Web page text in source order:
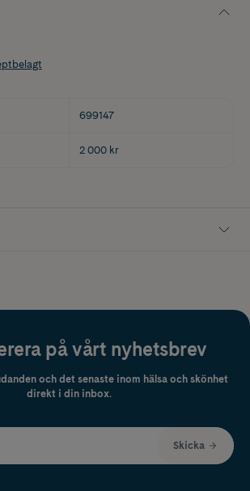
699147
2 000 kr
på vårt nyhetsbrev
och det senaste inom hälsa och skönhet
direkt i din inbox.
Skicka